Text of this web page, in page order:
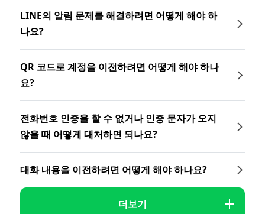
LINE의 알림 문제를 해결하려면 어떻게 해야 하
나요?
QR 코드로 계정을 이전하려면 어떻게 해야 하나
요?
전화번호 인증을 할 수 없거나 인증 문자가 오지
않을 때 어떻게 대처하면 되나요?
대화 내용을 이전하려면 어떻게 해야 하나요?
더보기